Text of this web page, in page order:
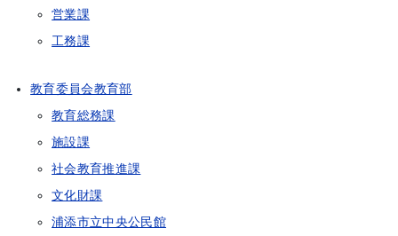
営業課
工務課
教育委員会教育部
教育総務課
施設課
社会教育推進課
文化財課
浦添市立中央公民館